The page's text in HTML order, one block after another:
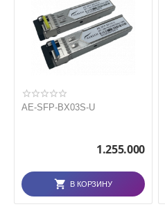
AE-SFP-BX03S-U
1.255.000
В КОРЗИНУ